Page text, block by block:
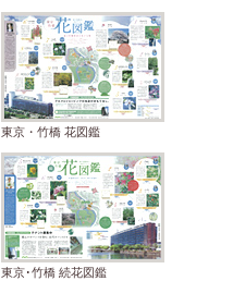
東京・竹橋 花図鑑
東京･竹橋 続花図鑑